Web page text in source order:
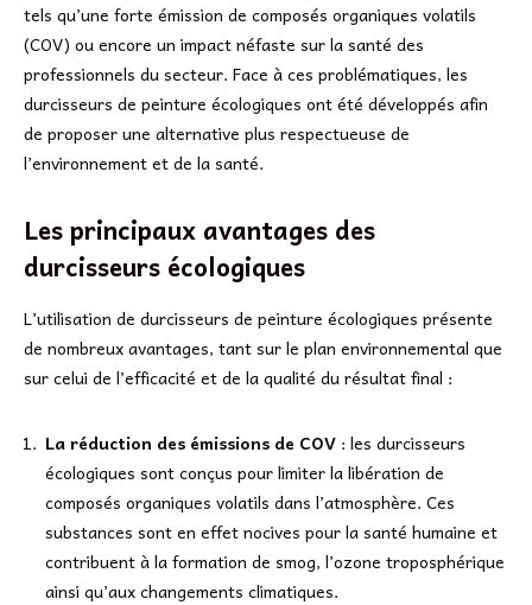
tels qu’une forte émission de composés organiques volatils
(COV) ou encore un impact néfaste sur la santé des
professionnels du secteur. Face à ces problématiques, les
durcisseurs de peinture écologiques ont été développés afin
de proposer une alternative plus respectueuse de
l’environnement et de la santé.
Les principaux avantages des
durcisseurs écologiques
L’utilisation de durcisseurs de peinture écologiques présente
de nombreux avantages, tant sur le plan environnemental que
sur celui de l’efficacité et de la qualité du résultat final :
La réduction des émissions de COV : les durcisseurs
écologiques sont conçus pour limiter la libération de
composés organiques volatils dans l’atmosphère. Ces
substances sont en effet nocives pour la santé humaine et
contribuent à la formation de smog, l’ozone troposphérique
ainsi qu’aux changements climatiques.